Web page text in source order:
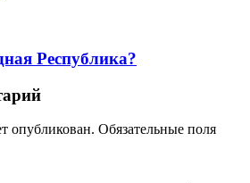
Республика?
опубликован. Обязательные поля